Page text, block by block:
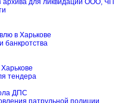
архива для ликвидации ООО, ЧП
в Харькове
банкротства
тендера
ДПС
патрульной полиции